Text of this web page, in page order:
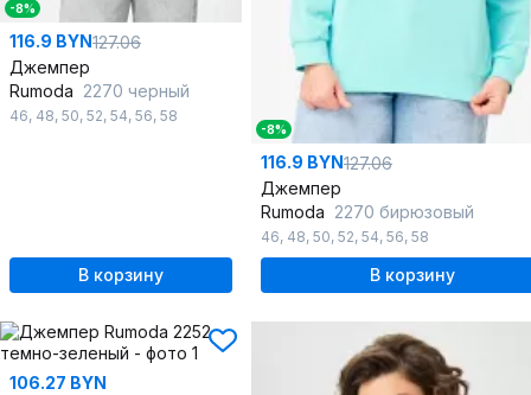
-8%
116.9 BYN127.06
Джемпер
Rumoda 2270 черный
46, 48, 50, 52, 54, 56, 58
В корзину
-8%
116.9 BYN127.06
Джемпер
Rumoda 2270 бирюзовый
46, 48, 50, 52, 54, 56, 58
В корзину
106.27 BYN